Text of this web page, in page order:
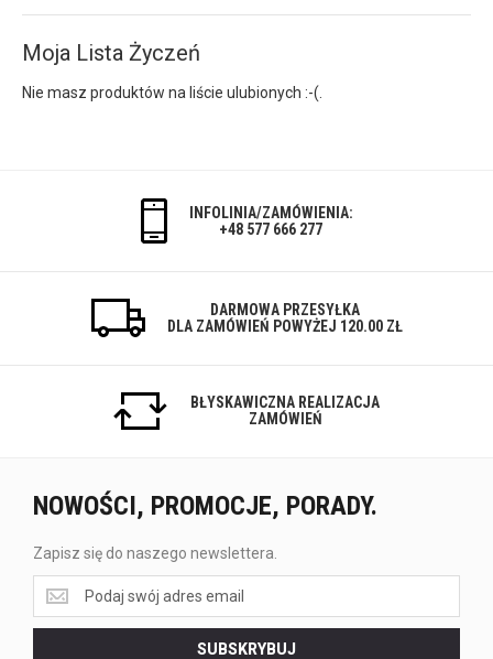
Moja Lista Życzeń
Nie masz produktów na liście ulubionych :-(.
INFOLINIA/ZAMÓWIENIA:
+48 577 666 277
DARMOWA PRZESYŁKA
DLA ZAMÓWIEŃ POWYŻEJ 120.00 ZŁ
BŁYSKAWICZNA REALIZACJA
ZAMÓWIEŃ
NOWOŚCI, PROMOCJE, PORADY.
Zapisz się do naszego newslettera.
Zapisz
się
do
SUBSKRYBUJ